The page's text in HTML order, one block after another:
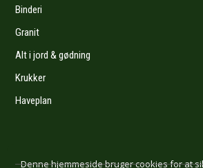
Denne hjemmeside bruger cookies for at
Binderi
Granit
Alt i jord & gødning
Krukker
Haveplan